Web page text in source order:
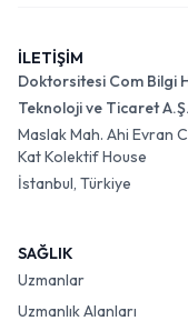
İLETİŞİM
Doktorsitesi Com Bilgi
Teknoloji ve Ticaret A.Ş.
Maslak Mah. Ahi Evran
Kat Kolektif House
İstanbul, Türkiye
SAĞLIK
Uzmanlar
Uzmanlık Alanları